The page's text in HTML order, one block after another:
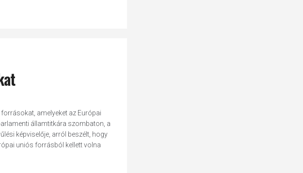
amelyeket az Európai
államtitkára szombaton, a
képviselője, arról beszélt, hogy
uniós forrásból kellett volna